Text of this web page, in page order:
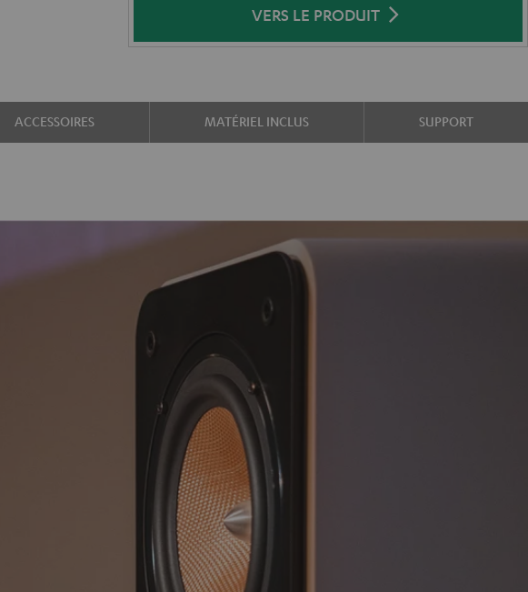
VERS LE PRODUIT
ACCESSOIRES MATÉRIEL INCLUS SUPPORT